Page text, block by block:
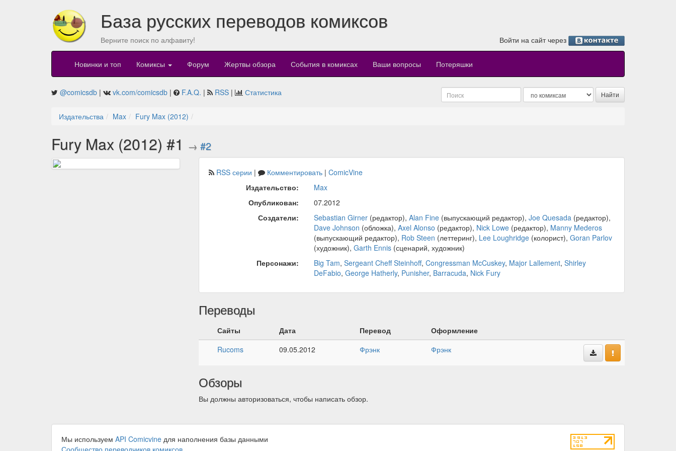
База русских переводов комиксов
Верните поиск по алфавиту! Войти на сайт через
Новинки и топ Комиксы Форум Жертвы обзора События в комиксах Ваши вопросы Потеряшки
@comicsdb | vk.com/comicsdb | F.A.Q. | RSS | Статистика
Издательства Max Fury Max (2012)
Fury Max (2012) #1 → #2
RSS серии | Комментировать| ComicVine
Издательство:
Max
Опубликован:
07.2012
Создатели:
Sebastian Girner(редактор), Alan Fine(выпускающий редактор), Joe Quesada(редактор),
Dave Johnson (обложка), Axel Alonso (редактор), Nick Lowe(редактор), Manny Mederos
(выпускающий редактор), Rob Steen (леттеринг), Lee Loughridge(колорист), Goran Parlov
(художник), Garth Ennis(сценарий, художник)
Персонажи:
Big Tam, Sergeant Cheff Steinhoff, Congressman McCuskey, Major Lallement, Shirley
DeFabio, George Hatherly, Punisher, Barracuda, Nick Fury
Переводы
Сайты Дата Перевод
Оформление
Rucoms
09.05.2012 Фрэнк Фрэнк
Обзоры
Вы должны авторизоваться, чтобы написать обзор.
Мы используем API Comicvine для наполнения базы данными